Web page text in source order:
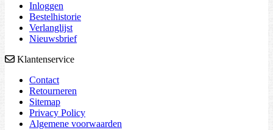
Inloggen
Bestelhistorie
Verlanglijst
Nieuwsbrief
Klantenservice
Contact
Retourneren
Sitemap
Privacy Policy
Algemene voorwaarden